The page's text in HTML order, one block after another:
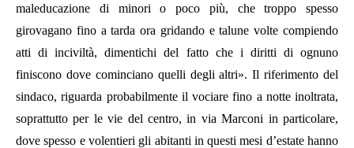
maleducazione di minori o poco più, che troppo spesso
girovagano fino a tarda ora gridando e talune volte compiendo
atti di inciviltà, dimentichi del fatto che i diritti di ognuno
finiscono dove cominciano quelli degli altri». Il riferimento del
sindaco, riguarda probabilmente il vociare fino a notte inoltrata,
soprattutto per le vie del centro, in via Marconi in particolare,
dove spesso e volentieri gli abitanti in questi mesi d’estate hanno